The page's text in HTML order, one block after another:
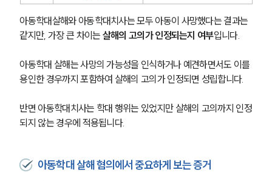
아동학대살해와 아동학대치사는 모두 아동이 사망했다는 결과는
같지만, 가장 큰 차이는 살해의 고의가 인정되는지 여부입니다.
아동학대 살해는 사망의 가능성을 인식하거나 예견하면서도 이를
용인한 경우까지 포함하여 살해의 고의가 인정되면 성립합니다.
반면 아동학대치사는 학대 행위는 있었지만 살해의 고의까지 인정
되지 않는 경우에 적용됩니다.
아동학대 살해 혐의에서 중요하게 보는 증거